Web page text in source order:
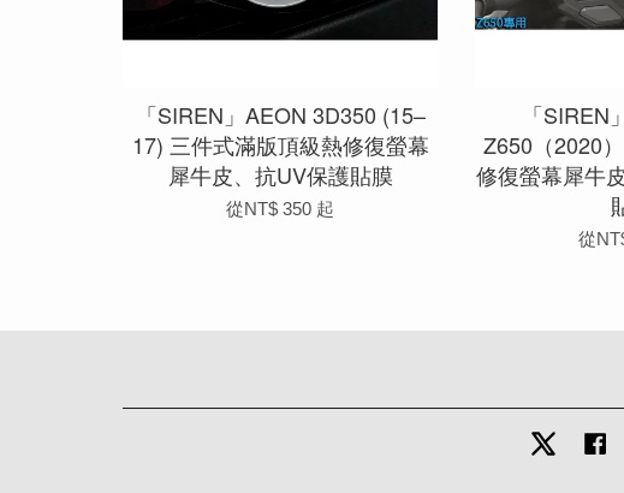
「SIREN」AEON 3D350 (15–
17) 三件式滿版頂級熱修復螢幕
犀牛皮、抗UV保護貼膜
從NT$ 350 起
「SIREN
Z650（2020
修復螢幕犀牛
從
Twitter